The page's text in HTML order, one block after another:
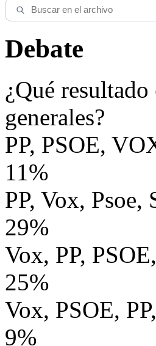
Debate
¿Qué
generales?
PP, PSOE,
11%
PP, Vox, Psoe,
29%
Vox, PP,
25%
Vox, PSOE,
9%